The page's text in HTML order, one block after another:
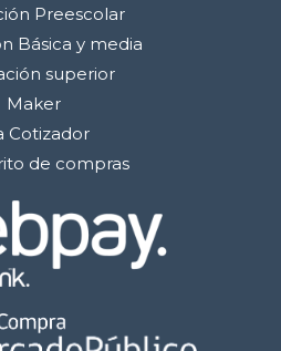
Preescolar
Básica y media
superior
Maker
Cotizador
de compras